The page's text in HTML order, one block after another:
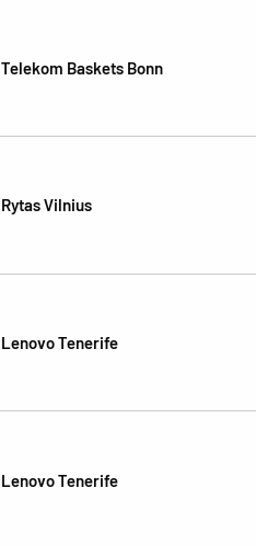
Telekom Baskets Bonn
Rytas Vilnius
Lenovo Tenerife
Lenovo Tenerife